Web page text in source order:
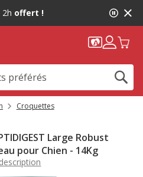
offert !
Croquettes
Large Robust
pour Chien - 14Kg